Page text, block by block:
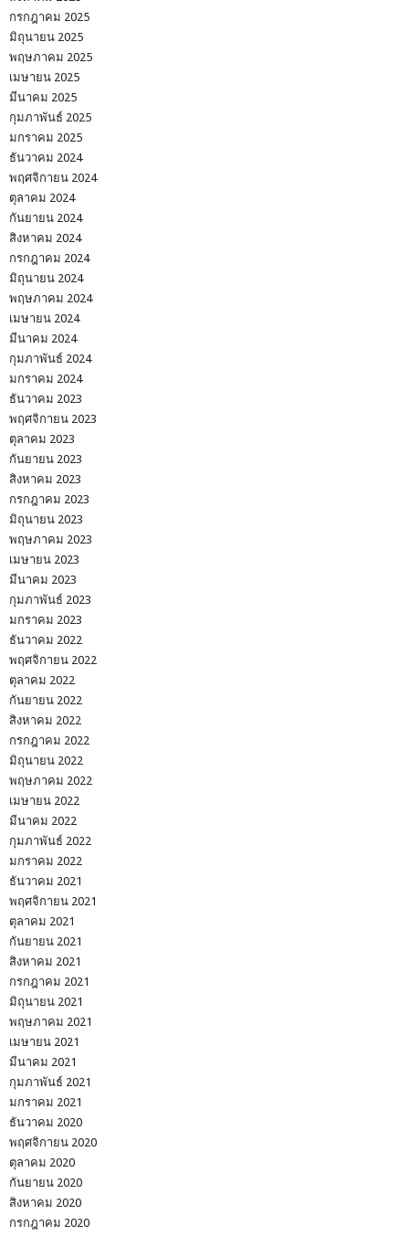
กรกฎาคม 2025
มิถุนายน 2025
พฤษภาคม 2025
เมษายน 2025
มีนาคม 2025
กุมภาพันธ์ 2025
มกราคม 2025
ธันวาคม 2024
พฤศจิกายน 2024
ตุลาคม 2024
กันยายน 2024
สิงหาคม 2024
กรกฎาคม 2024
มิถุนายน 2024
พฤษภาคม 2024
เมษายน 2024
มีนาคม 2024
กุมภาพันธ์ 2024
มกราคม 2024
ธันวาคม 2023
พฤศจิกายน 2023
ตุลาคม 2023
กันยายน 2023
สิงหาคม 2023
กรกฎาคม 2023
มิถุนายน 2023
พฤษภาคม 2023
เมษายน 2023
มีนาคม 2023
กุมภาพันธ์ 2023
มกราคม 2023
ธันวาคม 2022
พฤศจิกายน 2022
ตุลาคม 2022
กันยายน 2022
สิงหาคม 2022
กรกฎาคม 2022
มิถุนายน 2022
พฤษภาคม 2022
เมษายน 2022
มีนาคม 2022
กุมภาพันธ์ 2022
มกราคม 2022
ธันวาคม 2021
พฤศจิกายน 2021
ตุลาคม 2021
กันยายน 2021
สิงหาคม 2021
กรกฎาคม 2021
มิถุนายน 2021
พฤษภาคม 2021
เมษายน 2021
มีนาคม 2021
กุมภาพันธ์ 2021
มกราคม 2021
ธันวาคม 2020
พฤศจิกายน 2020
ตุลาคม 2020
กันยายน 2020
สิงหาคม 2020
กรกฎาคม 2020